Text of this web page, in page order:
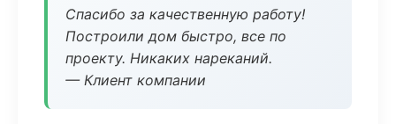
Спасибо за качественную работу!
Построили дом быстро, все по
проекту. Никаких нареканий.
— Клиент компании